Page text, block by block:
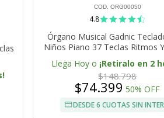
COD. ORG00050
4.8
Órgano Musical Gadnic
Niños Piano 37 Teclas Ritmos
Llega Hoy o ¡Retiralo en 2
$148.798
$74.399 50% OFF
DESDE 6 CUOTAS SIN